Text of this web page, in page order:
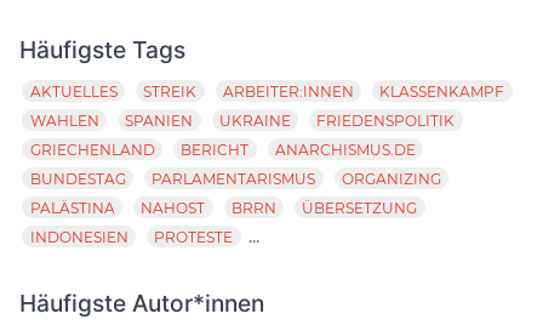
Häufigste Tags
AKTUELLES STREIK ARBEITER:INNEN
KLASSENKAMPF
WAHLEN
SPANIEN UKRAINE
FRIEDENSPOLITIK
GRIECHENLAND
BERICHT
ANARCHISMUS.DE
BUNDESTAG
PARLAMENTARISMUS
ORGANIZING
PALÄSTINA
NAHOST BRRN
ÜBERSETZUNG
INDONESIEN
PROTESTE ...
Häufigste Autor*innen